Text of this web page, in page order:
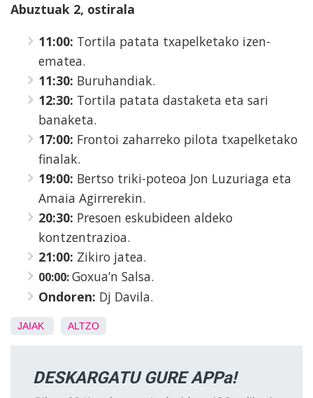
Abuztuak 2, ostirala
11:00: Tortila patata txapelketako izen-
ematea.
11:30: Buruhandiak.
12:30: Tortila patata dastaketa eta sari
banaketa.
17:00: Frontoi zaharreko pilota txapelketako
finalak.
19:00: Bertso triki-poteoa Jon Luzuriaga eta
Amaia Agirrerekin.
20:30: Presoen eskubideen aldeko
kontzentrazioa.
21:00: Zikiro jatea.
00:00:Goxua’n Salsa.
Ondoren: Dj Davila.
JAIAK ALTZO
DESKARGATU GURE APPa!